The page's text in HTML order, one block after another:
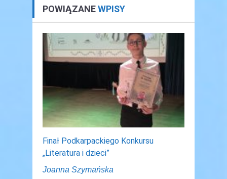
POWIĄZANEWPISY
Finał Podkarpackiego Konkursu
„Literatura i dzieci”
Joanna Szymańska